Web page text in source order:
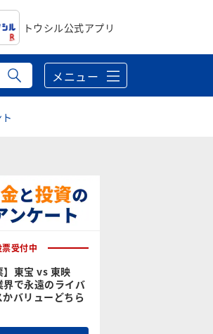
トウシル公式アプリ
メニュー
票受付中
】東宝 vs 東映
界で永遠のライバ
バリューどちら